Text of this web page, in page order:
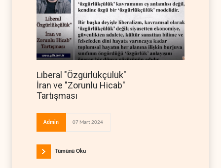
Liberal "Özgürlükçülük"
İran ve "Zorunlu Hicab"
Tartışması
Admin 07 Mart 2024
Tümünü Oku